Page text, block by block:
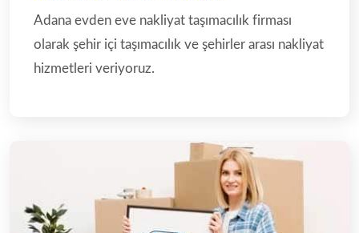
Adana evden eve nakliyat taşımacılık firması
olarak şehir içi taşımacılık ve şehirler arası nakliyat
hizmetleri veriyoruz.